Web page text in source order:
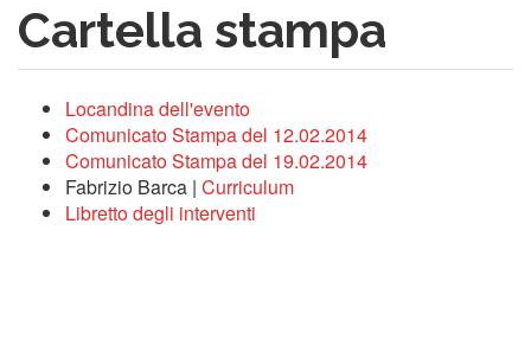
Cartella stampa
Locandina dell'evento
Comunicato Stampa del 12.02.2014
Comunicato Stampa del 19.02.2014
Fabrizio Barca | Curriculum
Libretto degli interventi